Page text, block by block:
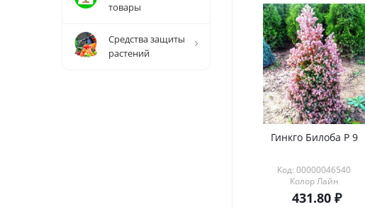
Гинкго Билоба Р 9
Код: 00000046540
Колор Лайн
431.80
товары
Средства защиты
растений